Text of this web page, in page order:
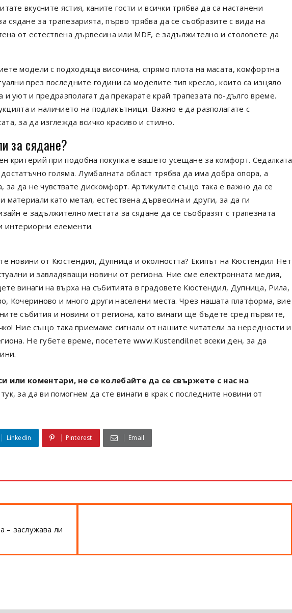
вкусните ястия, каните гости и всички трябва да са настанени
за трапезарията, първо трябва да се съобразите с вида на
от естествена дървесина или MDF, е задължително и столовете да
модели с подходяща височина, спрямо плота на масата, комфортна
през последните години са моделите тип кресло, които са изцяло
и уют и предразполагат да прекарате край трапезата по-дълго време.
и наличието на подлакътници. Важно е да разполагате с
за да изглежда всичко красиво и стилно.
за сядане?
критерий при подобна покупка е вашето усещане за комфорт. Седалката
голяма. Лумбалната област трябва да има добра опора, а
за да не чувствате дискомфорт. Артикулите също така е важно да се
материали като метал, естествена дървесина и други, за да ги
е задължително местата за сядане да се съобразят с трапезната
интериорни елементи.
новини от Кюстендил, Дупница и околността? Екипът на Кюстендил Нет
и завладяващи новини от региона. Ние сме електронната медия,
винаги на върха на събитията в градовете Кюстендил, Дупница, Рила,
Кочериново и много други населени места. Чрез нашата платформа, вие
събития и новини от региона, като винаги ще бъдете сред първите,
Ние също така приемаме сигнали от нашите читатели за нередности и
Не губете време, посететеwww.Kustendil.net всеки ден, за да
или коментари, не се колебайте да се свържете с нас на
за да ви помогнем да сте винаги в крак с последните новини от
Linkedin Pinterest Email
– заслужава ли